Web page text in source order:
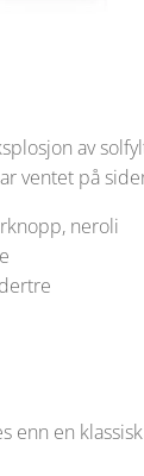
av
ventet på
enn en